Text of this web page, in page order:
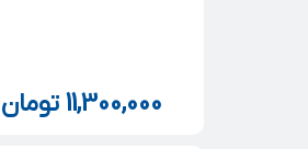
11,300,000 تومان